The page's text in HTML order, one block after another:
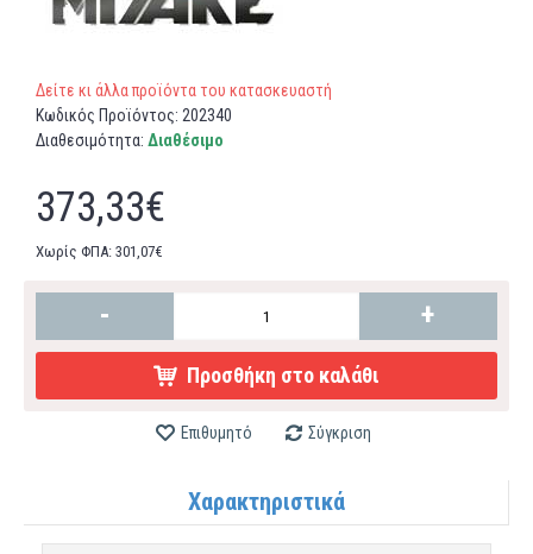
Δείτε κι άλλα προϊόντα του κατασκευαστή
Κωδικός Προϊόντος: 202340
Διαθεσιμότητα: Διαθέσιμο
373,33€
Χωρίς ΦΠΑ: 301,07€
- +
Προσθήκη στο καλάθι
Επιθυμητό Σύγκριση
Χαρακτηριστικά